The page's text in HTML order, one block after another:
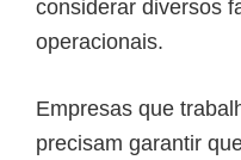
considerar diversos
operacionais.
Empresas que
precisam garantir